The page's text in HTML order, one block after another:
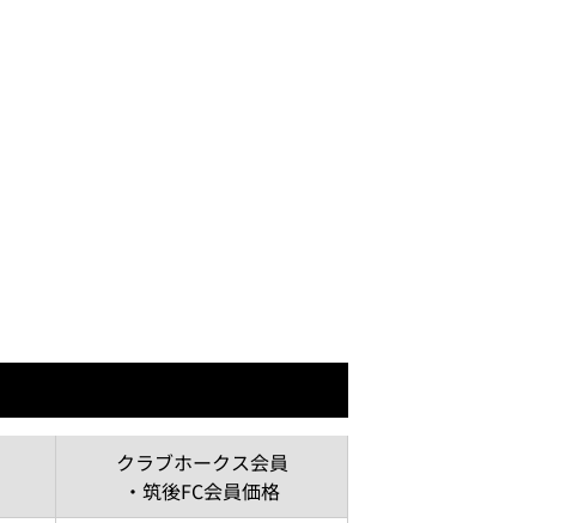
クラブホークス会員
・筑後FC会員価格